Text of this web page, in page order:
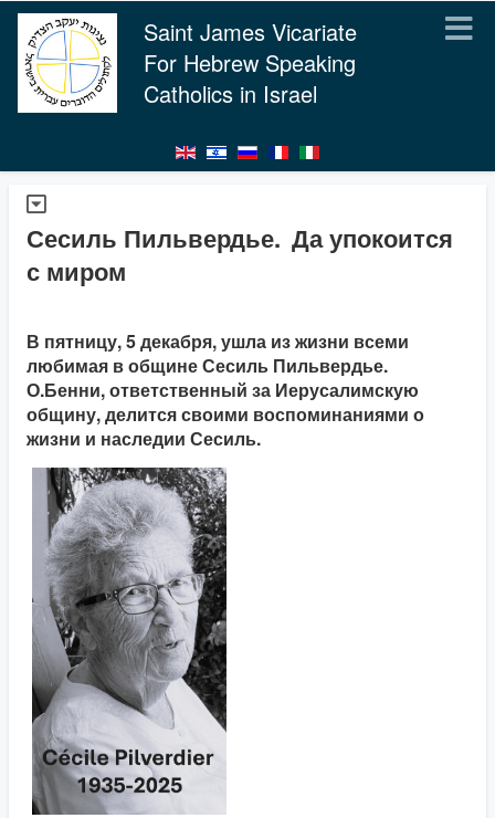
Saint James Vicariate
For Hebrew Speaking
Catholics in Israel
Сесиль Пильвердье. Да упокоится
с миром
В пятницу, 5 декабря, ушла из жизни всеми
любимая в общине Сесиль Пильвердье.
О.Бенни, ответственный за Иерусалимскую
общину, делится своими воспоминаниями о
жизни и наследии Сесиль.